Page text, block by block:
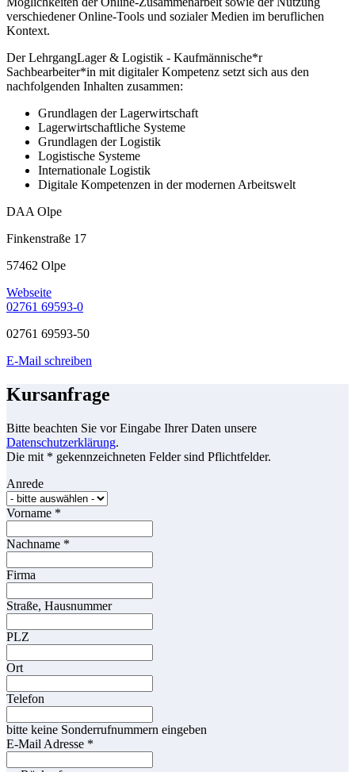
verschiedener Online-Tools und sozialer Medien im beruflichen
Kontext.
Der LehrgangLager & Logistik - Kaufmännische*r
Sachbearbeiter*in mit digitaler Kompetenz setzt sich aus den
nachfolgenden Inhalten zusammen:
Grundlagen der Lagerwirtschaft
Lagerwirtschaftliche Systeme
Grundlagen der Logistik
Logistische Systeme
Internationale Logistik
Digitale Kompetenzen in der modernen Arbeitswelt
DAA Olpe
Finkenstraße 17
57462 Olpe
Webseite
02761 69593-0
02761 69593-50
E-Mail schreiben
Kursanfrage
Bitte beachten Sie vor Eingabe Ihrer Daten unsere
Datenschutzerklärung.
Die mit * gekennzeichneten Felder sind Pflichtfelder.
Anrede
Vorname *
Nachname *
Firma
Straße, Hausnummer
PLZ
Ort
Telefon
bitte keine Sonderrufnummern eingeben
E-Mail Adresse *